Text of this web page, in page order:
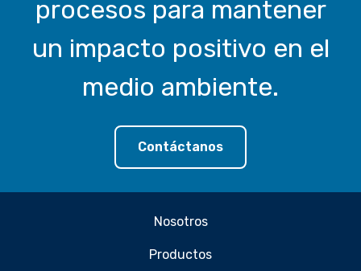
procesos para mantener
un impacto positivo en el
medio ambiente.
Contáctanos
Nosotros
Productos